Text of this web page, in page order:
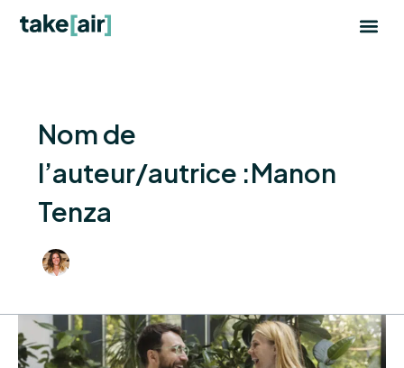
Nom de
l’auteur/autrice :Manon
Tenza
Comment
mobiliser
sa
d’article